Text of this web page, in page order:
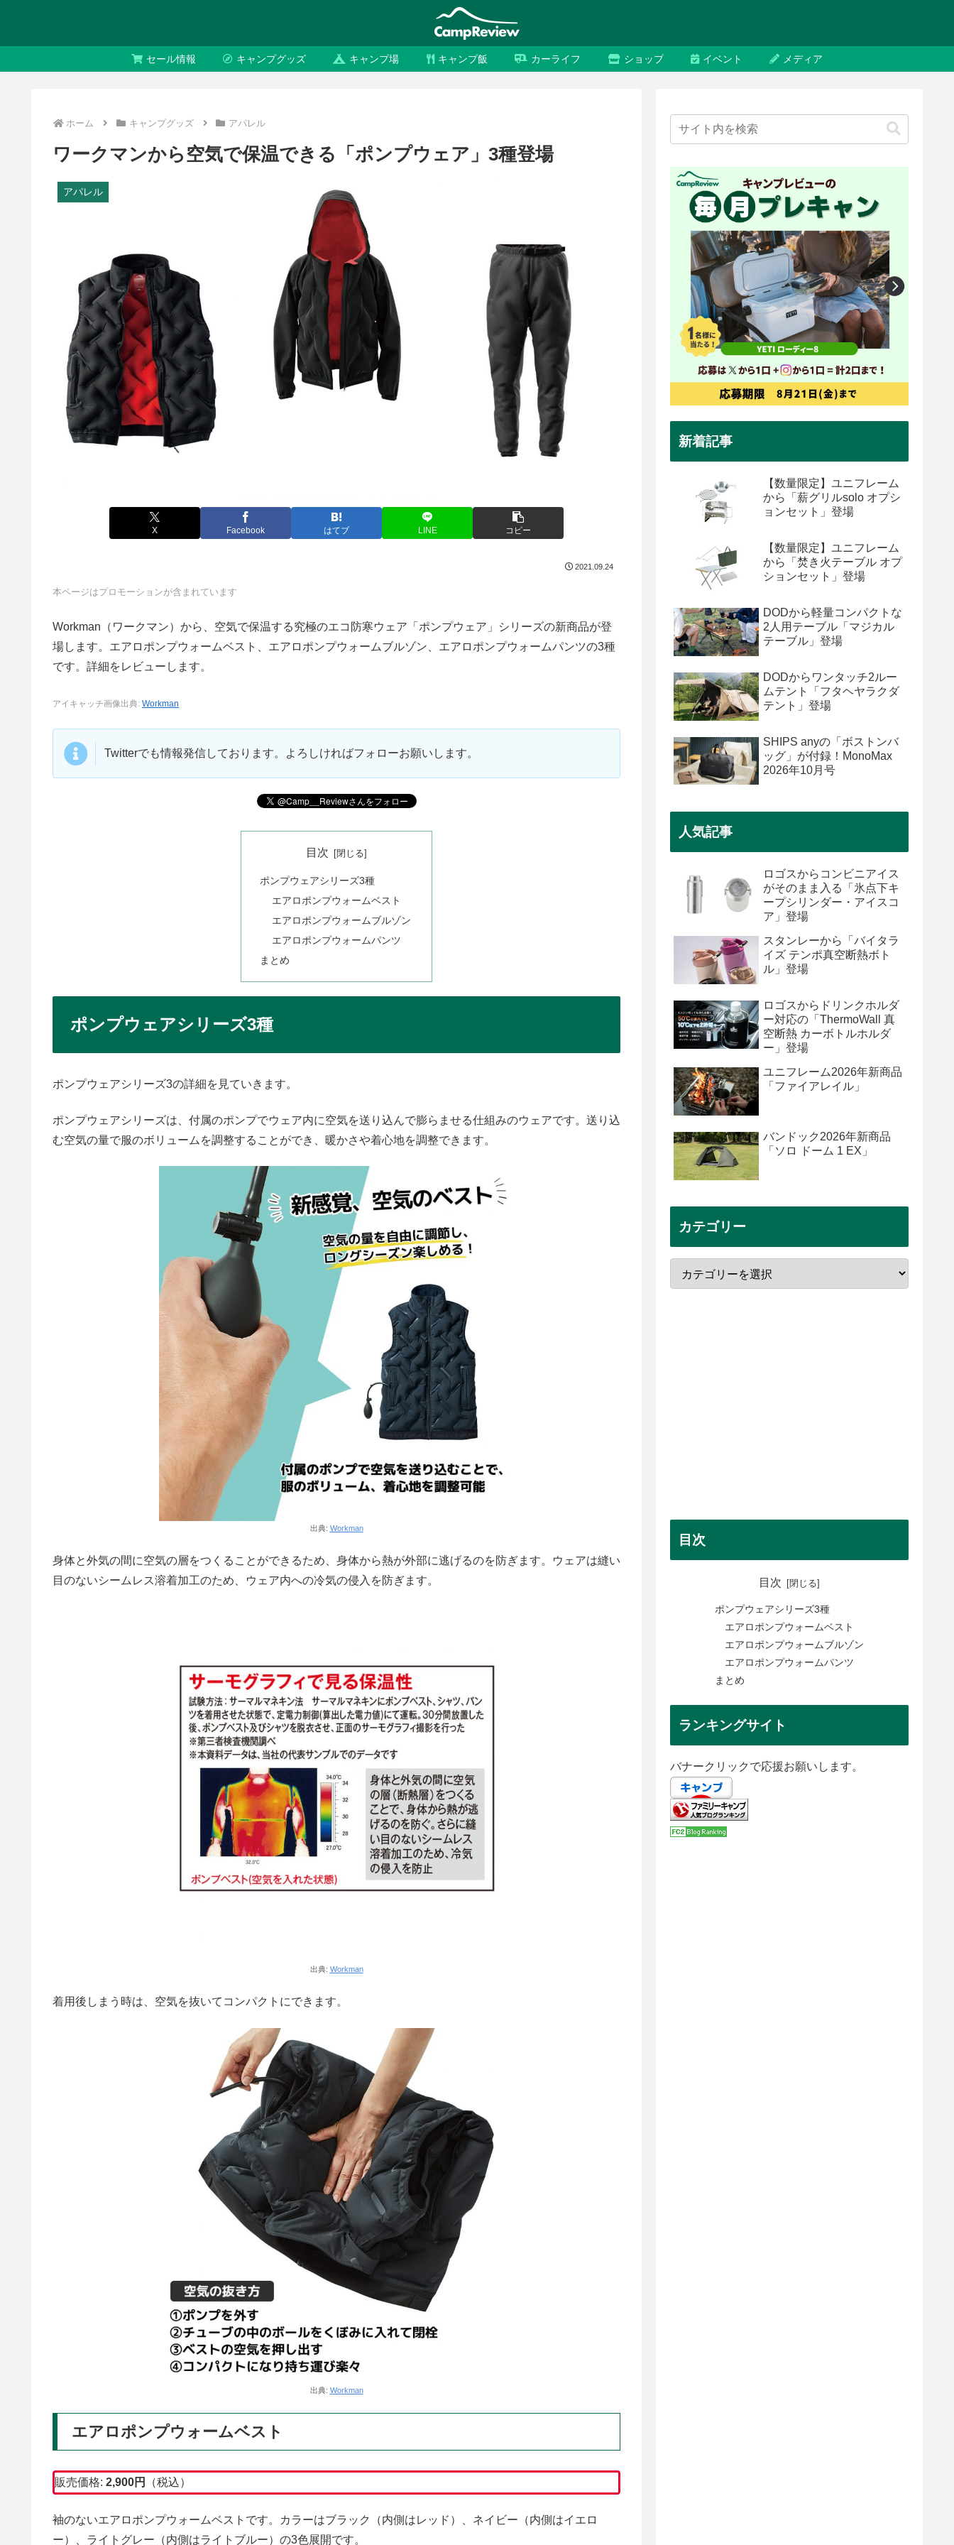
セール情報 キャンプグッズ キャンプ場 キャンプ飯 カーライフ ショップ イベント メディア
ホーム キャンプグッズ アパレル
ワークマンから空気で保温できる「ポンプウェア」3種登場
アパレル
X Facebook はてブ LINE コピー
2021.09.24
本ページはプロモーションが含まれています
Workman（ワークマン）から、空気で保温する究極のエコ防寒ウェア「ポンプウェア」シリーズの新商品が登
場します。エアロポンプウォームベスト、エアロポンプウォームブルゾン、エアロポンプウォームパンツの3種
です。詳細をレビューします。
アイキャッチ画像出典: Workman
Twitterでも情報発信しております。よろしければフォローお願いします。
目次
ポンプウェアシリーズ3種
エアロポンプウォームベスト
エアロポンプウォームブルゾン
エアロポンプウォームパンツ
まとめ
ポンプウェアシリーズ3種
ポンプウェアシリーズ3の詳細を見ていきます。
ポンプウェアシリーズは、付属のポンプでウェア内に空気を送り込んで膨らませる仕組みのウェアです。送り込
む空気の量で服のボリュームを調整することができ、暖かさや着心地を調整できます。
出典: Workman
身体と外気の間に空気の層をつくることができるため、身体から熱が外部に逃げるのを防ぎます。ウェアは縫い
目のないシームレス溶着加工のため、ウェア内への冷気の侵入を防ぎます。
出典: Workman
着用後しまう時は、空気を抜いてコンパクトにできます。
出典: Workman
エアロポンプウォームベスト
販売価格: 2,900円 （税込）
袖のないエアロポンプウォームベストです。カラーはブラック（内側はレッド）、ネイビー（内側はイエロ
ー）、ライトグレー（内側はライトブルー）の3色展開です。
新着記事
【数量限定】ユニフレーム
から「薪グリルsolo オプシ
ョンセット」登場
【数量限定】ユニフレーム
から「焚き火テーブル オプ
ションセット」登場
DODから軽量コンパクトな
2人用テーブル「マジカル
テーブル」登場
DODからワンタッチ2ルー
ムテント「フタヘヤラクダ
テント」登場
SHIPS anyの「ボストンバ
ッグ」が付録！MonoMax
2026年10月号
人気記事
ロゴスからコンビニアイス
がそのまま入る「氷点下キ
ープシリンダー・アイスコ
ア」登場
スタンレーから「バイタラ
イズ テンポ真空断熱ボト
ル」登場
ロゴスからドリンクホルダ
ー対応の「ThermoWall 真
空断熱 カーボトルホルダ
ー」登場
ユニフレーム2026年新商品
「ファイアレイル」
バンドック2026年新商品
「ソロ ドーム 1 EX」
カテゴリー
目次
目次
ポンプウェアシリーズ3種
エアロポンプウォームベスト
エアロポンプウォームブルゾン
エアロポンプウォームパンツ
まとめ
ランキングサイト
バナークリックで応援お願いします。